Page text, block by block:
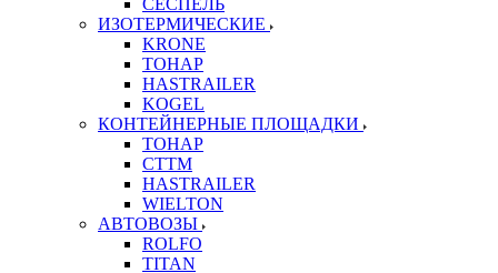
СЕСПЕЛЬ
ИЗОТЕРМИЧЕСКИЕ
KRONE
ТОНАР
HASTRAILER
KOGEL
КОНТЕЙНЕРНЫЕ ПЛОЩАДКИ
ТОНАР
CTTM
HASTRAILER
WIELTON
АВТОВОЗЫ
ROLFO
TITAN